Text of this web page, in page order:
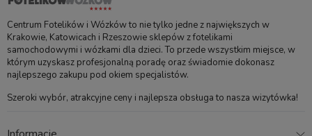
Centrum Fotelików i Wózków to nie tylko jedne z największych w
Krakowie, Katowicach i Rzeszowie sklepów z fotelikami
samochodowymi i wózkami dla dzieci. To przede wszystkim miejsce, w
którym uzyskasz profesjonalną poradę oraz świadomie dokonasz
najlepszego zakupu pod okiem specjalistów.
Szeroki wybór, atrakcyjne ceny i najlepsza obsługa to nasza wizytówka!